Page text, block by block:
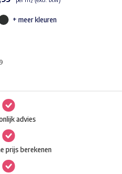
Dit
Deze
optie
kan
gekozen
worden
op
+ meer kleuren
advies
prijs berekenen